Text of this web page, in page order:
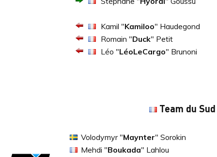
Kamil "Kamiloo" Haudegond
Romain "Duck" Petit
Léo "LéoLeCargo" Brunoni
Team du Sud
Volodymyr "Maynter" Sorokin
Mehdi "Boukada" Lahlou